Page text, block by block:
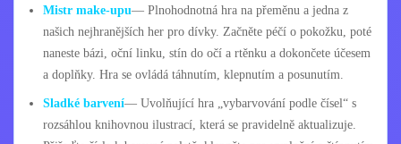
Mistr make-upu— Plnohodnotná hra na přeměnu a jedna z
našich nejhranějších her pro dívky. Začněte péčí o pokožku, poté
naneste bázi, oční linku, stín do očí a rtěnku a dokončete účesem
a doplňky. Hra se ovládá táhnutím, klepnutím a posunutím.
Sladké barvení— Uvolňující hra „vybarvování podle čísel“ s
rozsáhlou knihovnou ilustrací, která se pravidelně aktualizuje.